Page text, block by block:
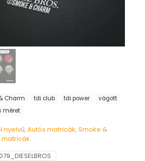
Charm tdi club tdi power
vágott
méret
nyelvű, Autós matricák, Smoke &
matricák